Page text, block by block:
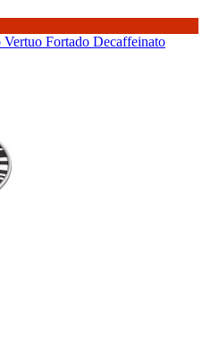
Fortado Decaffeinato